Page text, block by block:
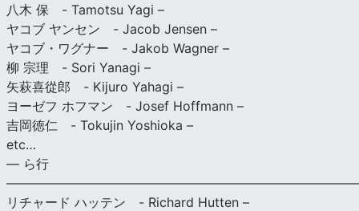
八木 保 - Tamotsu Yagi –
ヤコブ ヤンセン - Jacob Jensen –
ヤコブ・ワグナー - Jakob Wagner –
柳 宗理 - Sori Yanagi –
矢萩喜從郎 - Kijuro Yahagi –
ヨーゼフ ホフマン - Josef Hoffmann –
吉岡徳仁 - Tokujin Yoshioka –
etc…
— ら行
リチャード ハッテン - Richard Hutten –